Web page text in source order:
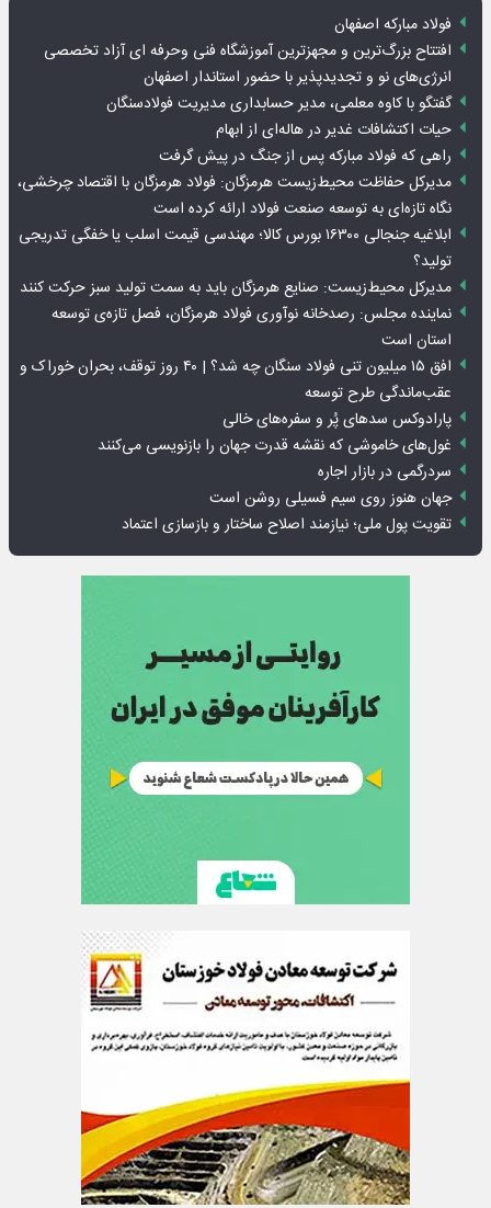
فولاد مبارکه اصفهان
افتتاح بزرگ‌ترین و مجهزترین آموزشگاه فنی وحرفه ای آزاد تخصصی
انرژی‌های نو و تجدیدپذیر با حضور استاندار اصفهان
گفتگو با کاوه معلمی، مدیر حسابداری مدیریت فولادسنگان
حیات اکتشافات غدیر در هاله‌ای از ابهام
راهی که فولاد مبارکه پس از جنگ در پیش گرفت
مدیرکل حفاظت محیط‌زیست هرمزگان: فولاد هرمزگان با اقتصاد چرخشی،
نگاه تازه‌ای به توسعه صنعت فولاد ارائه کرده است
ابلاغیه جنجالی ۱۶۳۰۰ بورس کالا؛ مهندسی قیمت اسلب یا خفگی تدریجی
تولید؟
مدیرکل محیط‌زیست: صنایع هرمزگان باید به سمت تولید سبز حرکت کنند
نماینده مجلس: رصدخانه نوآوری فولاد هرمزگان، فصل تازه‌ی توسعه
استان است
افق ۱۵ میلیون تنی فولاد سنگان چه شد؟ | ۴۰ روز توقف، بحران خوراک و
عقب‌ماندگی طرح توسعه
پارادوکس سدهای پُر و سفره‌های خالی
غول‌های خاموشی که نقشه قدرت جهان را بازنویسی می‌کنند
سردرگمی در بازار اجاره
جهان هنوز روی سیم فسیلی روشن است
تقویت پول ملی؛ نیازمند اصلاح ساختار و بازسازی اعتماد